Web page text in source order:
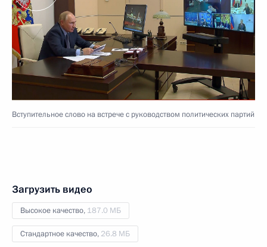
Вступительное слово на встрече с руководством политических партий
Загрузить видео
Высокое качество, 187.0 МБ
Стандартное качество, 26.8 МБ